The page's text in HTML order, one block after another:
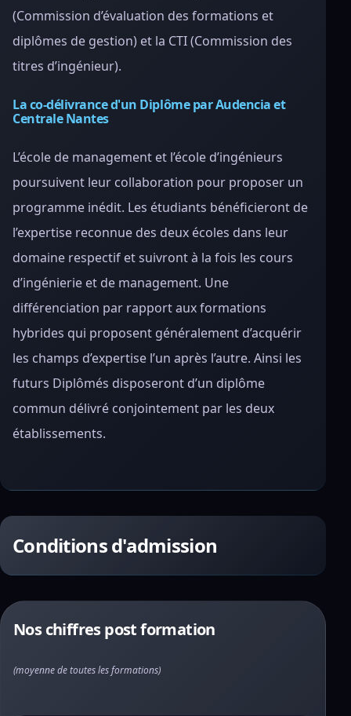
(Commission d’évaluation des formations et
diplômes de gestion) et la CTI (Commission des
titres d’ingénieur).
La co-délivrance d'un Diplôme par Audencia et
Centrale Nantes
L’école de management et l’école d’ingénieurs
poursuivent leur collaboration pour proposer un
programme inédit. Les étudiants bénéficieront de
l’expertise reconnue des deux écoles dans leur
domaine respectif et suivront à la fois les cours
d’ingénierie et de management. Une
différenciation par rapport aux formations
hybrides qui proposent généralement d’acquérir
les champs d’expertise l’un après l’autre. Ainsi les
futurs Diplômés disposeront d’un diplôme
commun délivré conjointement par les deux
établissements.
Conditions d'admission
Nos chiffres post formation
(moyenne de toutes les formations)